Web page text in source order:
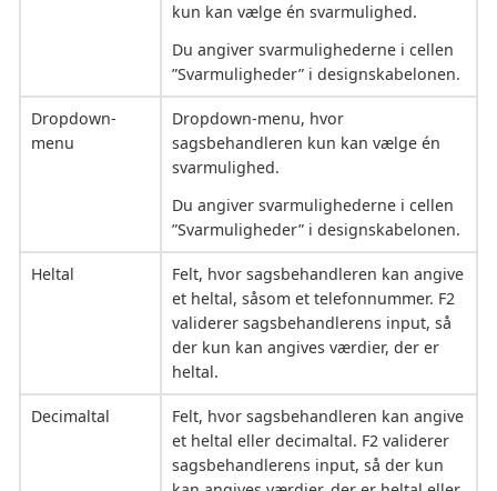
kun kan vælge én svarmulighed.
Du angiver svarmulighederne i cellen
”Svarmuligheder” i designskabelonen.
Dropdown-
menu
Dropdown-menu, hvor
sagsbehandleren kun kan vælge én
svarmulighed.
Du angiver svarmulighederne i cellen
”Svarmuligheder” i designskabelonen.
Heltal
Felt, hvor sagsbehandleren kan angive
et heltal, såsom et telefonnummer. F2
validerer sagsbehandlerens input, så
der kun kan angives værdier, der er
heltal.
Decimaltal
Felt, hvor sagsbehandleren kan angive
et heltal eller decimaltal. F2 validerer
sagsbehandlerens input, så der kun